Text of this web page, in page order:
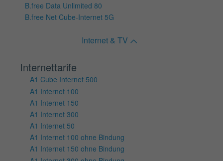
B.free Data Unlimited 80
B.free Net Cube-Internet 5G
Internet & TV
Internettarife
A1 Cube Internet 500
A1 Internet 100
A1 Internet 150
A1 Internet 300
A1 Internet 50
A1 Internet 100 ohne Bindung
A1 Internet 150 ohne Bindung